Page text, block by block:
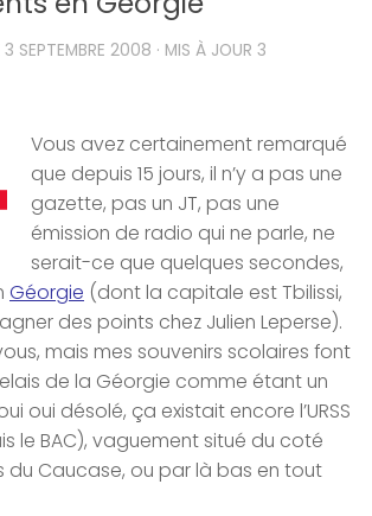
3 SEPTEMBRE 2008 · MIS À JOUR 3
Vous avez certainement remarqué
que depuis 15 jours, il n’y a pas une
gazette, pas un JT, pas une
émission de radio qui ne parle, ne
serait-ce que quelques secondes,
Géorgie (dont la capitale est Tbilissi,
des points chez Julien Leperse).
mais mes souvenirs scolaires font
de la Géorgie comme étant un
oui désolé, ça existait encore l’URSS
le BAC), vaguement situé du coté
du Caucase, ou par là bas en tout